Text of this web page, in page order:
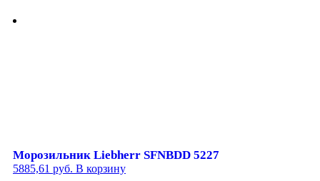
Морозильник Liebherr SFNBDD 5227
5885,61 руб. В корзину